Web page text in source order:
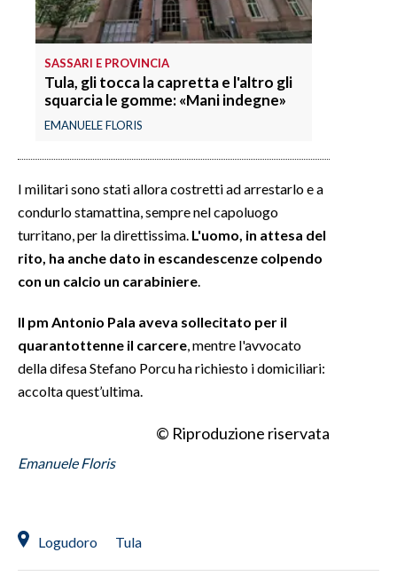
NECROLOGI
PUBBLICITÀ
SPIAGGE
STORE
SASSARI E PROVINCIA
Tula, gli tocca la capretta e l'altro gli
squarcia le gomme: «Mani indegne»
EMANUELE FLORIS
I militari sono stati allora costretti ad arrestarlo e a
condurlo stamattina, sempre nel capoluogo
turritano, per la direttissima. L'uomo, in attesa del
rito, ha anche dato in escandescenze colpendo
con un calcio un carabiniere.
Il pm Antonio Pala aveva sollecitato per il
quarantottenne il carcere, mentre l'avvocato
della difesa Stefano Porcu ha richiesto i domiciliari:
accolta quest’ultima.
© Riproduzione riservata
Emanuele Floris
Logudoro Tula